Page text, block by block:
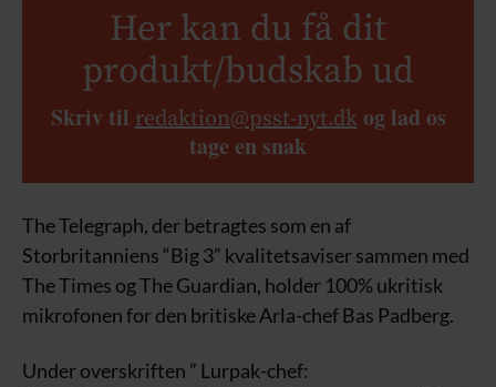
Her kan du få dit
produkt/budskab ud
Skriv til redaktion@psst-nyt.dkog lad os
tage en snak
The Telegraph, der betragtes som en af
Storbritanniens “Big 3” kvalitetsaviser sammen med
The Times og The Guardian, holder 100% ukritisk
mikrofonen for den britiske Arla-chef Bas Padberg.
Under overskriften ” Lurpak-chef: